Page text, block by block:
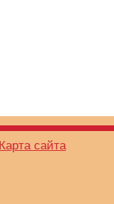
Карта сайта